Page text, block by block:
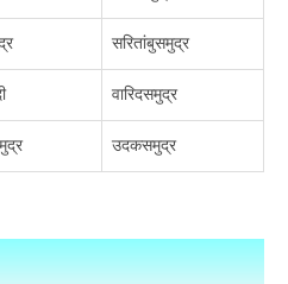
सरितांबुसमुद्र
वारिदसमुद्र
उदकसमुद्र